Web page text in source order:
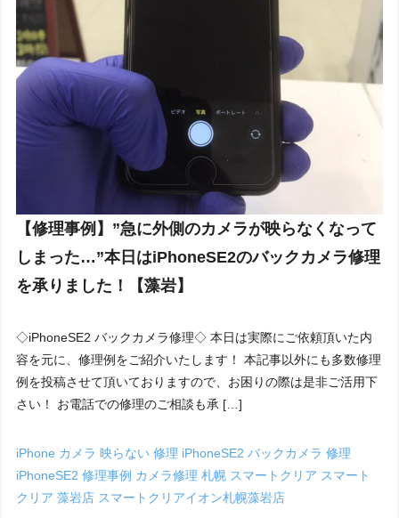
【修理事例】”急に外側のカメラが映らなくなって
しまった…”本日はiPhoneSE2のバックカメラ修理
を承りました！【藻岩】
◇iPhoneSE2 バックカメラ修理◇ 本日は実際にご依頼頂いた内
容を元に、修理例をご紹介いたします！ 本記事以外にも多数修理
例を投稿させて頂いておりますので、お困りの際は是非ご活用下
さい！ お電話での修理のご相談も承 […]
iPhone カメラ 映らない 修理 iPhoneSE2 バックカメラ 修理
iPhoneSE2 修理事例 カメラ修理 札幌 スマートクリア スマート
クリア 藻岩店 スマートクリアイオン札幌藻岩店